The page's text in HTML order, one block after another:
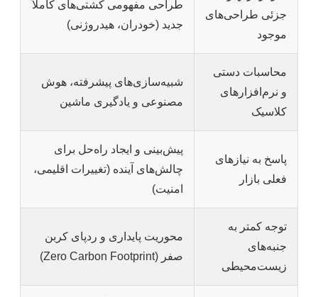
جزئی طراحی‌های
موجود
طراحی مفهومی کشتی‌های کاملاً
جدید (خودران، هیدروژنی)
محاسبات دستی
و نرم‌افزارهای
کلاسیک
شبیه‌سازی‌های پیشرفته، هوش
مصنوعی و یادگیری ماشین
پاسخ به نیازهای
فعلی بازار
پیش‌بینی و ایجاد راه‌حل برای
چالش‌های آینده (تغییرات اقلیمی،
امنیت)
توجه کمتر به
جنبه‌های
زیست‌محیطی
محوریت پایداری و ردپای کربن
صفر (Zero Carbon Footprint)